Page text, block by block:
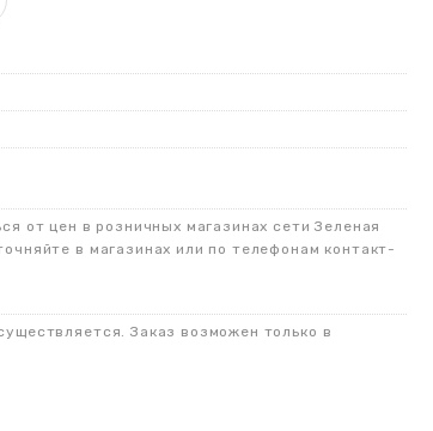
от цен в розничных магазинах сети Зеленая
в магазинах или по телефонам контакт-
Заказ возможен только в